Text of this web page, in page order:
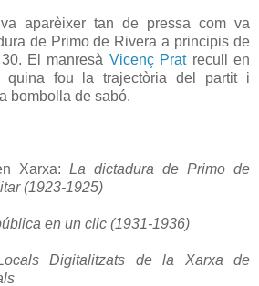
aparèixer tan de pressa com va
de Primo de Rivera a principis de
El manresà Vicenç Pratrecull en
quina fou la trajectòria del partit i
bombolla de sabó.
Xarxa: La dictadura de Primo de
(1923-1925)
en un clic (1931-1936)
Digitalitzats de la Xarxa de